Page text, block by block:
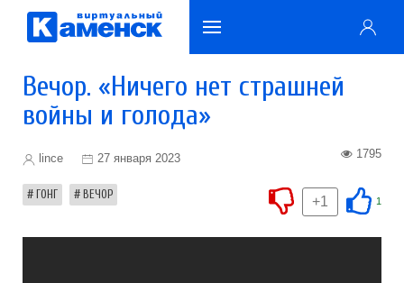
Вечор. «Ничего нет страшней
войны и голода»
lince 27 января 2023 1795
ГОНГ ВЕЧОР 1
+1